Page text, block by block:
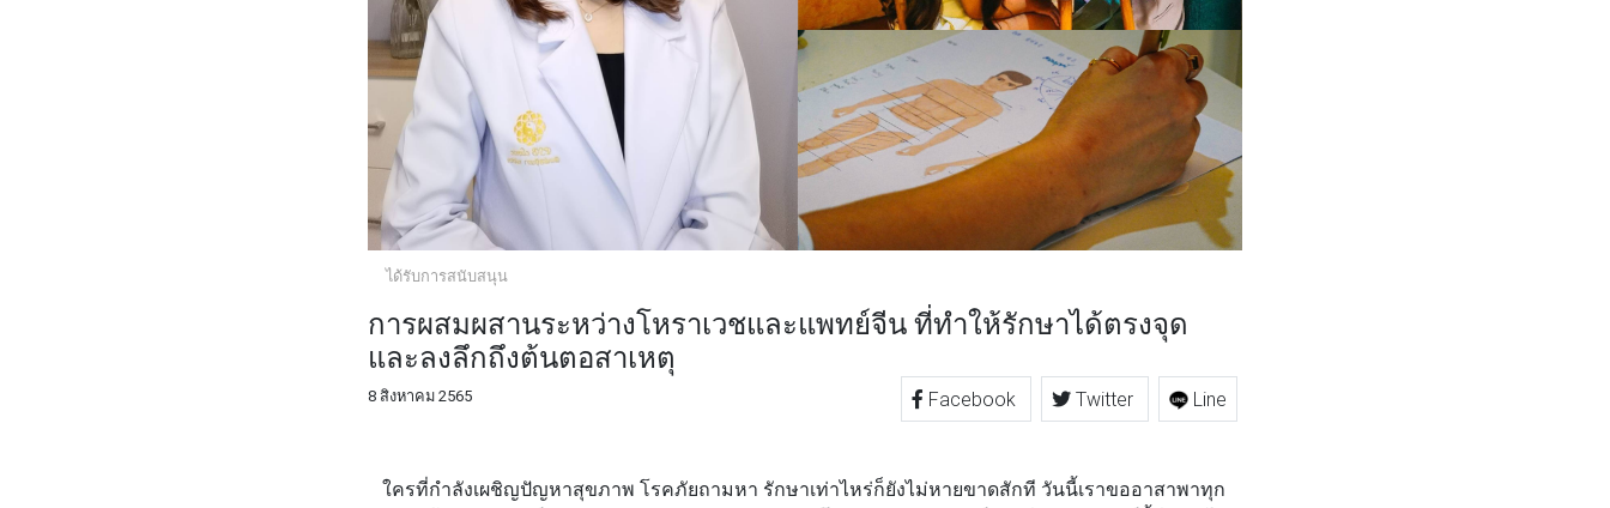
ได้รับการสนับสนุน
การผสมผสานระหว่างโหราเวชและแพทย์จีน ที่ทำให้รักษาได้ตรงจุด
และลงลึกถึงต้นตอสาเหตุ
8 สิงหาคม 2565 Facebook Twitter
Line
ใครที่กำลังเผชิญปัญหาสุขภาพ โรคภัยถามหา รักษาเท่าไหร่ก็ยังไม่หายขาดสักที วันนี้เราขออาสาพาทุก